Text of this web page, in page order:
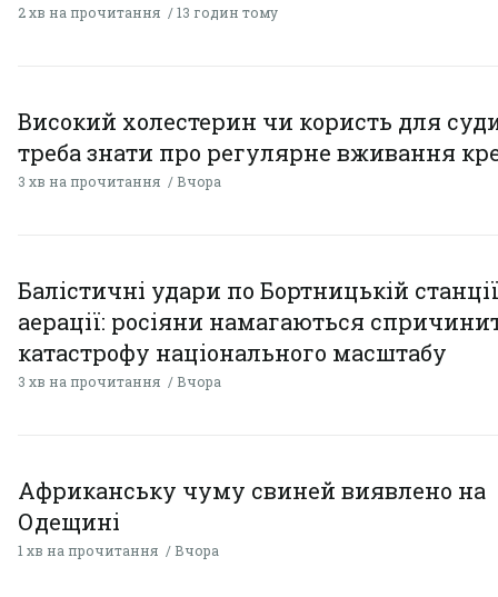
2 хв на прочитання 13 годин тому
Високий холестерин чи користь для
треба знати про регулярне вживання
3 хв на прочитання Вчора
Балістичні удари по Бортницькій станції
аерації: росіяни намагаються
катастрофу національного масштабу
3 хв на прочитання Вчора
Африканську чуму свиней виявлено на
Одещині
1 хв на прочитання Вчора